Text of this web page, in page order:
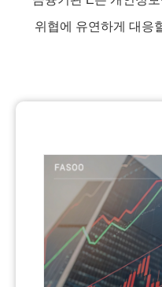
위협에 유연하게 대응